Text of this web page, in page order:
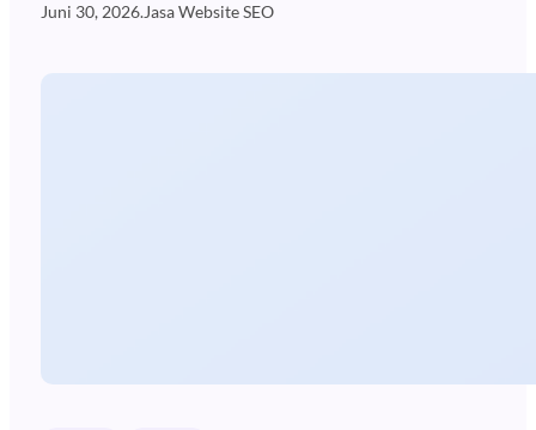
Juni 30, 2026.Jasa Website SEO